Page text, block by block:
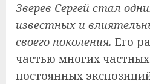
Зверев Сергей стал
известных и
своего поколения. Его
частью многих
постоянных